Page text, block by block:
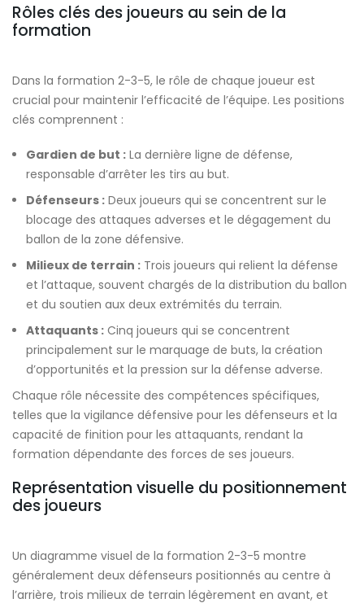
Rôles clés des joueurs au sein de la
formation
Dans la formation 2-3-5, le rôle de chaque joueur est
crucial pour maintenir l’efficacité de l’équipe. Les positions
clés comprennent :
Gardien de but : La dernière ligne de défense,
responsable d’arrêter les tirs au but.
Défenseurs : Deux joueurs qui se concentrent sur le
blocage des attaques adverses et le dégagement du
ballon de la zone défensive.
Milieux de terrain : Trois joueurs qui relient la défense
et l’attaque, souvent chargés de la distribution du ballon
et du soutien aux deux extrémités du terrain.
Attaquants : Cinq joueurs qui se concentrent
principalement sur le marquage de buts, la création
d’opportunités et la pression sur la défense adverse.
Chaque rôle nécessite des compétences spécifiques,
telles que la vigilance défensive pour les défenseurs et la
capacité de finition pour les attaquants, rendant la
formation dépendante des forces de ses joueurs.
Représentation visuelle du positionnement
des joueurs
Un diagramme visuel de la formation 2-3-5 montre
généralement deux défenseurs positionnés au centre à
l’arrière, trois milieux de terrain légèrement en avant, et